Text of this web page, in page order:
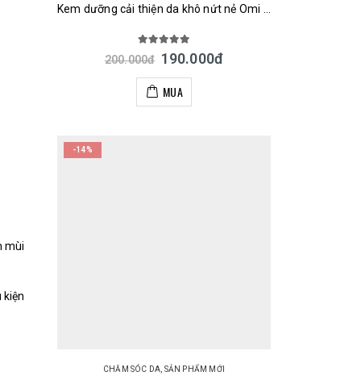
mùi
kiện
Kem dưỡng cải thiện da khô nứt nẻ Omi Brotherhood Menturm Medical Cream 145g Nhật
out of 5
200.000đ 190.000đ
MUA
-14%
CHĂM SÓC DA, SẢN PHẨM MỚI